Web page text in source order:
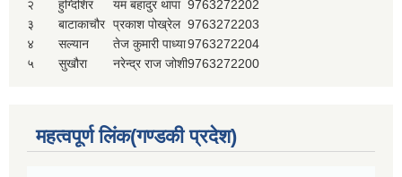
२
हुग्दिशिर यम बहादुर थापा 9763272202
३
बाटाकाचौर प्रकाश पोख्रेल 9763272203
४
सल्यान तेज कुमारी पाध्या9763272204
५
सुखौरा नरेन्द्र राज जोशी9763272200
महत्वपूर्ण लिंक(गण्डकी प्रदेश)